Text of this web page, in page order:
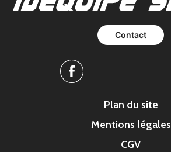
Contact
Facebook
Plan du site
Mentions légales
CGV